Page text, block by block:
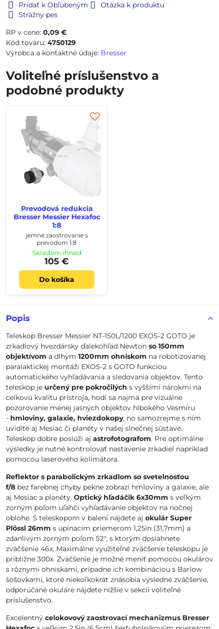
Pridať k Obľúbeným
Otázka k produktu
Strážny pes
RP v cene: 0,09 €
Kód tovaru: 4750129
Výrobca a kontaktné údaje: Bresser
Popis
Teleskop Bresser Messier NT-150L/1200 EXOS-2 GOTO je
zrkadlový hvezdársky ďalekohľad Newton so 150mm
objektívom a dlhým 1200mm ohniskom na robotizovanej
paralaktickej montáži EXOS-2 s GOTO funkciou
automatického vyhľadávania a sledovania objektov. Tento
teleskop je určený pre pokročilých s vyššími nárokmi na
celkovú kvalitu prístroja, hodí sa najmä pre vizuálne
pozorovanie menej jasných objektov hlbokého Vesmíru
- hmloviny, galaxie, hviezdokopy, no samozrejme s ním
uvidíte aj Mesiac či planéty v našej slnečnej sústave.
Teleskop dobre poslúži aj astrofotografom. Pre optimálne
výsledky je nutné kontrolovať nastavenie zrkadiel napríklad
pomocou laserového kolimátora.
Reflektor s parabolickým zrkadlom so svetelnosťou
f/8 bez farebnej chyby pekne zobrazí hmloviny a galaxie, ale
aj Mesiac a planéty. Optický hľadáčik 6x30mm s veľkým
zorným poľom uľahčí vyhľadávanie objektov na nočnej
oblohe. S teleskopom v balení nájdete aj okulár Super
Plössl 26mm s upínacím priemerom 1,25in (31,7mm) a
zdanlivým zorným poľom 52°, s ktorým dosiahnete
zväčšenie 46x. Maximálne využiteľné zväčšenie teleskopu je
približne 300x. Zväčšenie je možné meniť pomocou okulárov
s rôznymi ohniskami, prípadne ich kombináciou s Barlow
šošovkami, ktoré niekoľkokrát znásobia výsledné zväčšenie,
odporúčané okuláre nájdete nižšie v sekcii voliteľné
príslušenstvo.
Excelentný celokovový zaostrovací mechanizmus Bresser
Voliteľné príslušenstvo a
podobné produkty
Prevodová redukcia
Bresser Messier Hexafoc
1:8
jemné zaostrovanie s
prevodom 1:8
Skladom ihneď
105 €
Do košíka